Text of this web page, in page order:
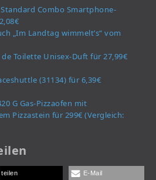
Combo Smartphone-
„Im Landtag wimmelt’s“ vom
Toilette Unisex-Duft für 27,99€
(31134) für 6,39€
G Gas-Pizzaofen mit
Pizzastein für 299€ (Vergleich:
teilen E-Mail